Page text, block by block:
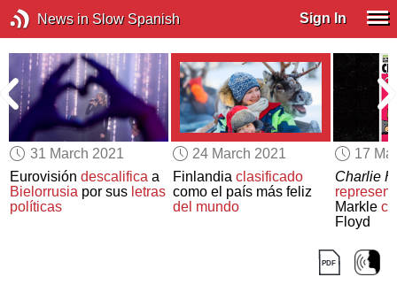
News in Slow Spanish Sign In
31 March 2021
Eurovisióndescalifica a
Bielorrusia por sus letras
políticas
24 March 2021
Finlandia clasificado
como el país más feliz
del mundo
17
Charlie
Markle
Floyd